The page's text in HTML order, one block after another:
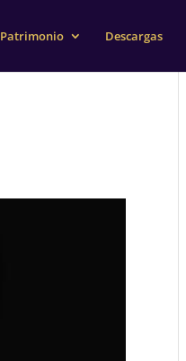
Patrimonio Descargas